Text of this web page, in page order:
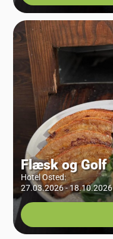
Flæsk og Golf
Hotel Osted:
27.03.2026 - 18.10.2026